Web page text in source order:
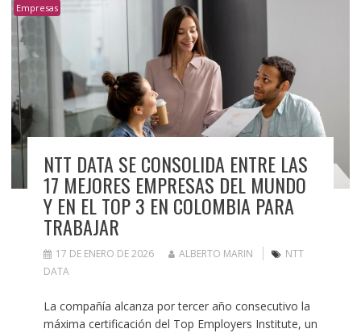
Empresas
NTT DATA SE CONSOLIDA ENTRE LAS
17 MEJORES EMPRESAS DEL MUNDO
Y EN EL TOP 3 EN COLOMBIA PARA
TRABAJAR
17 DE ENERO DE 2026 ALBERTO MARIN
NTT
DATA
La compañía alcanza por tercer año consecutivo la
máxima certificación del Top Employers Institute, un